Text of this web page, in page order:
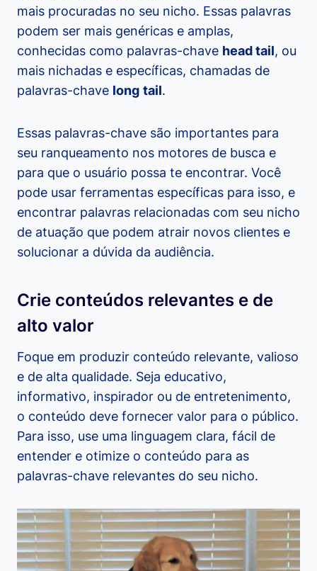
mais procuradas no seu nicho. Essas palavras
podem ser mais genéricas e amplas,
conhecidas como palavras-chave head tail, ou
mais nichadas e específicas, chamadas de
palavras-chave long tail.
Essas palavras-chave são importantes para
seu ranqueamento nos motores de busca e
para que o usuário possa te encontrar. Você
pode usar ferramentas específicas para isso, e
encontrar palavras relacionadas com seu nicho
de atuação que podem atrair novos clientes e
solucionar a dúvida da audiência.
Crie conteúdos relevantes e de
alto valor
Foque em produzir conteúdo relevante, valioso
e de alta qualidade. Seja educativo,
informativo, inspirador ou de entretenimento,
o conteúdo deve fornecer valor para o público.
Para isso, use uma linguagem clara, fácil de
entender e otimize o conteúdo para as
palavras-chave relevantes do seu nicho.